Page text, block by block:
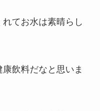
てお水は素晴らし
飲料だなと思いま